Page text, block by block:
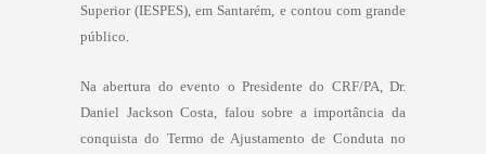
Superior (IESPES), em Santarém, e contou com grande
público.
Na abertura do evento o Presidente do CRF/PA, Dr.
Daniel Jackson Costa, falou sobre a importância da
conquista do Termo de Ajustamento de Conduta no